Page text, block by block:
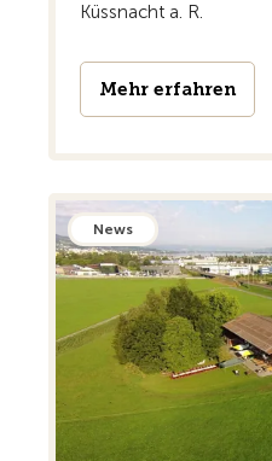
Küssnacht a. R.
Mehr erfahren
News